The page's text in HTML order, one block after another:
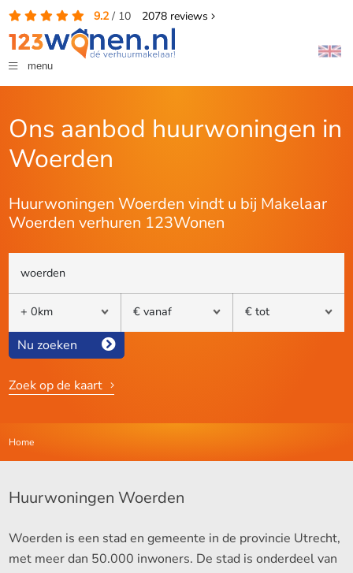
9.2/ 10 2078reviews
menu
Ons aanbod huurwoningen in
Woerden
Huurwoningen Woerden vindt u bij Makelaar
Woerden verhuren 123Wonen
Nu zoeken
Zoek op de kaart
Home
Huurwoningen Woerden
Woerden is een stad en gemeente in de provincie Utrecht,
met meer dan 50.000 inwoners. De stad is onderdeel van